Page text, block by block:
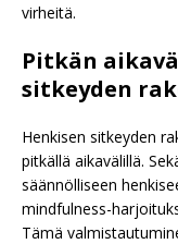
virheitä.
Pitkän
sitkeyden
Henkisen sitkeyden
pitkällä aikavälillä.
säännölliseen
mindfulness-
Tämä